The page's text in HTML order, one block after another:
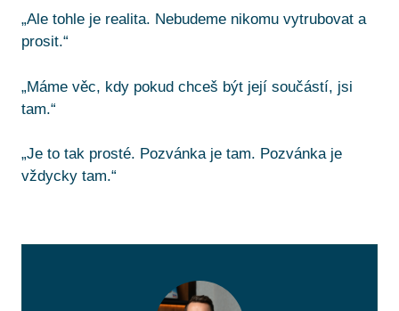
„Ale tohle je realita. Nebudeme nikomu vytrubovat a
prosit.“
„Máme věc, kdy pokud chceš být její součástí, jsi
tam.“
„Je to tak prosté. Pozvánka je tam. Pozvánka je
vždycky tam.“